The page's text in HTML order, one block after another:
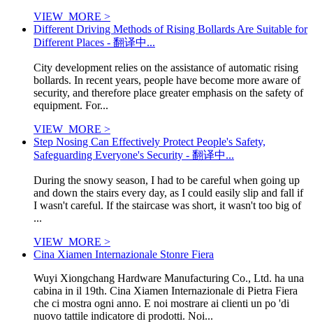
VIEW_MORE >
Different Driving Methods of Rising Bollards Are Suitable for
Different Places - 翻译中...
City development relies on the assistance of automatic rising
bollards. In recent years, people have become more aware of
security, and therefore place greater emphasis on the safety of
equipment. For...
VIEW_MORE >
Step Nosing Can Effectively Protect People's Safety,
Safeguarding Everyone's Security - 翻译中...
During the snowy season, I had to be careful when going up
and down the stairs every day, as I could easily slip and fall if
I wasn't careful. If the staircase was short, it wasn't too big of
...
VIEW_MORE >
Cina Xiamen Internazionale Stonre Fiera
Wuyi Xiongchang Hardware Manufacturing Co., Ltd. ha una
cabina in il 19th. Cina Xiamen Internazionale di Pietra Fiera
che ci mostra ogni anno. E noi mostrare ai clienti un po 'di
nuovo tattile indicatore di prodotti. Noi...